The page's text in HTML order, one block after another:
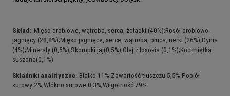
Skład: Mięso drobiowe, wątroba, serca, żołądki (40%);Rosół drobiowo-
jagnięcy (28,8%);Mięso jagnięce, serce, wątroba, płuca, nerki (26%);Dynia
(4%);Minerały (0,5%);Skorupki jaj(0,5%);Olej z łososia (0,1%);Kocimiętka
suszona(0,1%)
Składniki analityczne: Białko 11%;Zawartość tłuszczu 5,5%;Popiół
surowy 2%;Włókno surowe 0,3%;Wilgotność 79%